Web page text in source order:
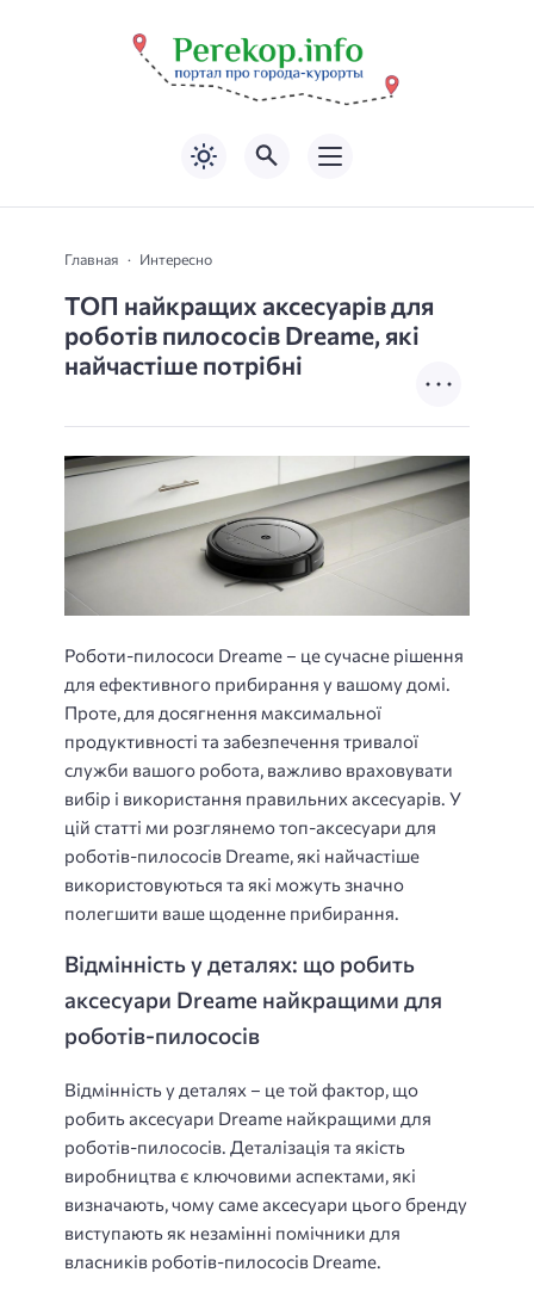
Главная Интересно
ТОП найкращих аксесуарів для
роботів пилососів Dreame, які
найчастіше потрібні
Роботи-пилососи Dreame – це сучасне рішення
для ефективного прибирання у вашому домі.
Проте, для досягнення максимальної
продуктивності та забезпечення тривалої
служби вашого робота, важливо враховувати
вибір і використання правильних аксесуарів. У
цій статті ми розглянемо топ-аксесуари для
роботів-пилососів Dreame, які найчастіше
використовуються та які можуть значно
полегшити ваше щоденне прибирання.
Відмінність у деталях: що робить
аксесуари Dreame найкращими для
роботів-пилососів
Відмінність у деталях – це той фактор, що
робить аксесуари Dreame найкращими для
роботів-пилососів. Деталізація та якість
виробництва є ключовими аспектами, які
визначають, чому саме аксесуари цього бренду
виступають як незамінні помічники для
власників роботів-пилососів Dreame.